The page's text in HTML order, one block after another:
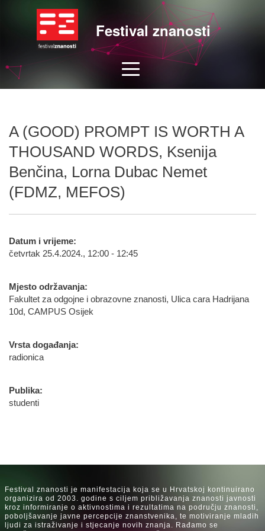
Festival znanosti
A (GOOD) PROMPT IS WORTH A
THOUSAND WORDS, Ksenija
Benčina, Lorna Dubac Nemet
(FDMZ, MEFOS)
Datum i vrijeme:
četvrtak 25.4.2024., 12:00 - 12:45
Mjesto održavanja:
Fakultet za odgojne i obrazovne znanosti, Ulica cara Hadrijana
10d, CAMPUS Osijek
Vrsta događanja:
radionica
Publika:
studenti
Festival znanosti je manifestacija koja se u Hrvatskoj kontinuirano
organizira od 2003. godine s ciljem približavanja znanosti javnosti
kroz informiranje o aktivnostima i rezultatima na području znanosti,
poboljšavanje javne percepcije znanstvenika, te motiviranje mladih
ljudi za istraživanje i stjecanje novih znanja. Rađamo se